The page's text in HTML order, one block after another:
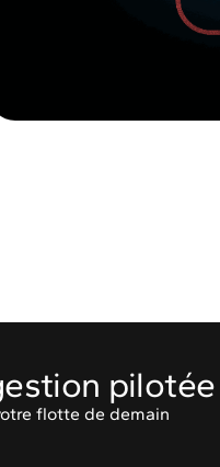
flotte de demain